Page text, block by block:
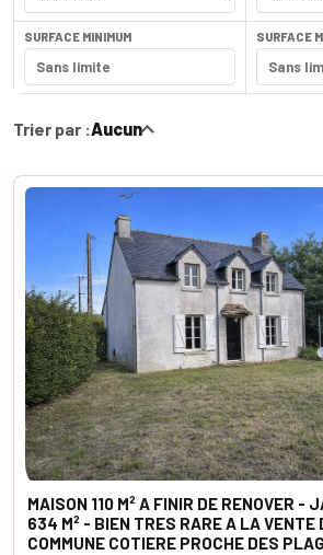
SURFACE MINIMUM SURFACE
Trier par :Aucun
MAISON 110 M² A FINIR DE RENOVER -
634 M² - BIEN TRES RARE A LA VENTE
COMMUNE COTIERE PROCHE DES